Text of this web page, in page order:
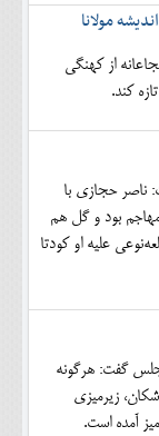
مولانا
از کهنگی
کند.
ناصر حجازی با
مهاجم بود و گل هم
علیه او کودتا
گفت: هرگونه
زیرمیزی
آمده است.